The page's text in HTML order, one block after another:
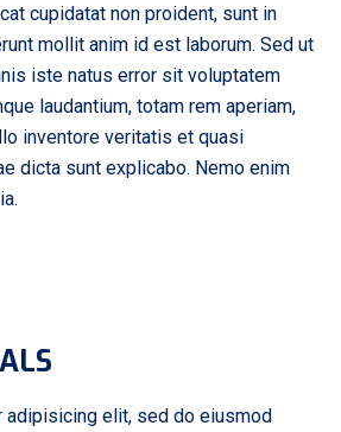
cupidatat non proident, sunt in
mollit anim id est laborum. Sed ut
iste natus error sit voluptatem
laudantium, totam rem aperiam,
inventore veritatis et quasi
dicta sunt explicabo. Nemo enim
adipisicing elit, sed do eiusmod